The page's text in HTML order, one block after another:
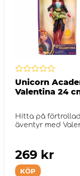
Unicorn
Valentina 24
Hitta på
äventyr med
KÖP
269 kr